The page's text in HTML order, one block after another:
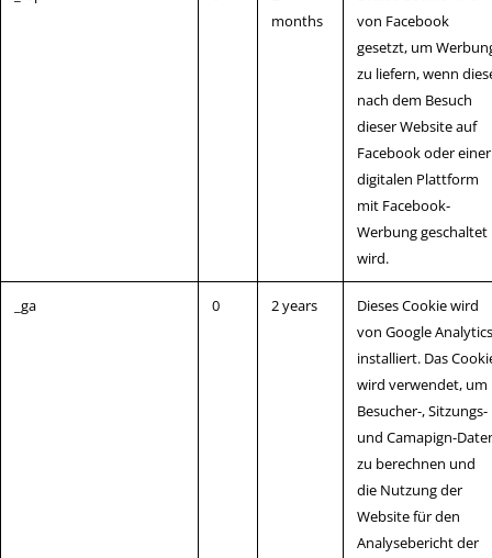
months
von Facebook
gesetzt, um
zu liefern, wenn
nach dem Besuch
dieser Website auf
Facebook oder einer
digitalen Plattform
mit Facebook-
Werbung geschaltet
wird.
_ga 0 2 years
Dieses Cookie wird
von Google Analytics
installiert. Das
wird verwendet, um
Besucher-, Sitzungs-
und Camapign-
zu berechnen und
die Nutzung der
Website für den
Analysebericht der